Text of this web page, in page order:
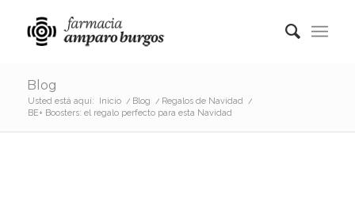
Blog
Usted está aquí: Inicio / Blog / Regalos de Navidad /
BE+ Boosters: el regalo perfecto para esta Navidad